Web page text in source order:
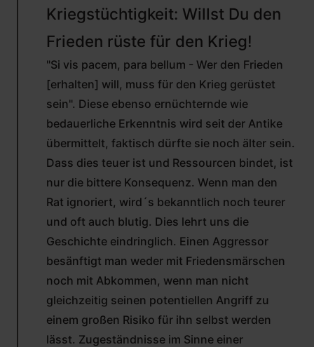
AUF
DR.
ZIEGLER
(NICHT
Kriegstüchtigkeit: Willst Du den
Frieden rüste für den Krieg!
"Si vis pacem, para bellum - Wer den Frieden
[erhalten] will, muss für den Krieg gerüstet
sein". Diese ebenso ernüchternde wie
bedauerliche Erkenntnis wird seit der Antike
übermittelt, faktisch dürfte sie noch älter sein.
Dass dies teuer ist und Ressourcen bindet, ist
nur die bittere Konsequenz. Wenn man den
Rat ignoriert, wird´s bekanntlich noch teurer
und oft auch blutig. Dies lehrt uns die
Geschichte eindringlich. Einen Aggressor
besänftigt man weder mit Friedensmärschen
noch mit Abkommen, wenn man nicht
gleichzeitig seinen potentiellen Angriff zu
einem großen Risiko für ihn selbst werden
lässt. Zugeständnisse im Sinne einer